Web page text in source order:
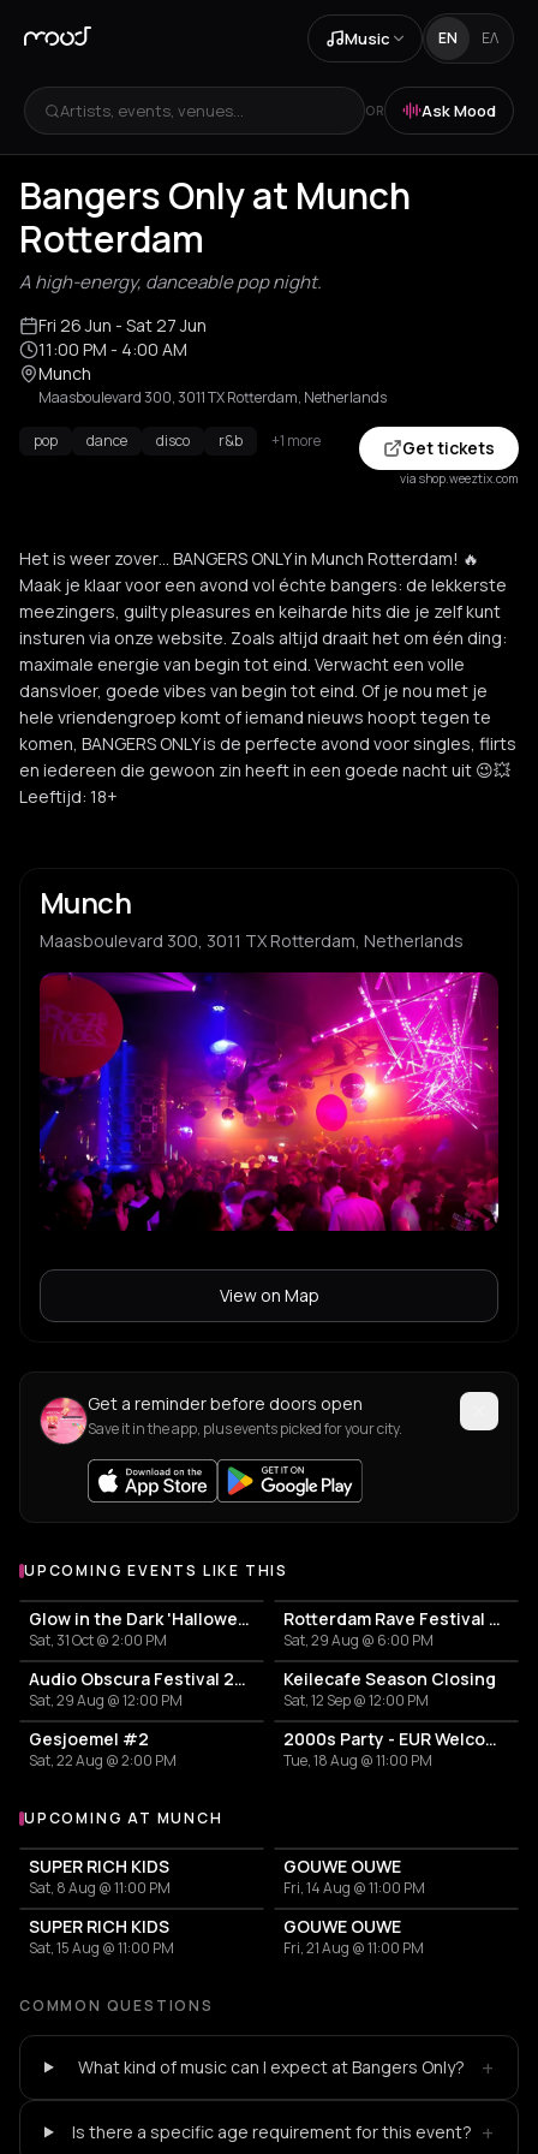
Music EN ΕΛ
Artists, events, venues... OR Ask Mood
Bangers Only at Munch
Rotterdam
A high-energy, danceable pop night.
Fri 26 Jun - Sat 27 Jun
11:00 PM - 4:00 AM
Munch
Maasboulevard 300, 3011 TX Rotterdam, Netherlands
pop dance disco r&b +1 more Get tickets
via shop.weeztix.com
Het is weer zover… BANGERS ONLY in Munch Rotterdam! 🔥
Maak je klaar voor een avond vol échte bangers: de lekkerste
meezingers, guilty pleasures en keiharde hits die je zelf kunt
insturen via onze website. Zoals altijd draait het om één ding:
maximale energie van begin tot eind. Verwacht een volle
dansvloer, goede vibes van begin tot eind. Of je nou met je
hele vriendengroep komt of iemand nieuws hoopt tegen te
komen, BANGERS ONLY is de perfecte avond voor singles, flirts
en iedereen die gewoon zin heeft in een goede nacht uit 😉💥
Leeftijd: 18+
Munch
Maasboulevard 300, 3011 TX Rotterdam, Netherlands
View on Map
Get a reminder before doors open
Save it in the app, plus events picked for your city.
UPCOMING EVENTS LIKE THIS
Glow in the Dark 'Halloween Special' 2026
Sat, 31 Oct @ 2:00 PM
Rotterdam Rave Festival 2026
Sat, 29 Aug @ 6:00 PM
Audio Obscura Festival 2026
Sat, 29 Aug @ 12:00 PM
Keilecafe Season Closing
Sat, 12 Sep @ 12:00 PM
Gesjoemel #2
Sat, 22 Aug @ 2:00 PM
2000s Party - EUR Welcome Week by Vertigo
Tue, 18 Aug @ 11:00 PM
More events at Munch
UPCOMING AT MUNCH
SUPER RICH KIDS
Sat, 8 Aug @ 11:00 PM
GOUWE OUWE
Fri, 14 Aug @ 11:00 PM
SUPER RICH KIDS
Sat, 15 Aug @ 11:00 PM
GOUWE OUWE
Fri, 21 Aug @ 11:00 PM
COMMON QUESTIONS
What kind of music can I expect at Bangers Only? +
Is there a specific age requirement for this event? +